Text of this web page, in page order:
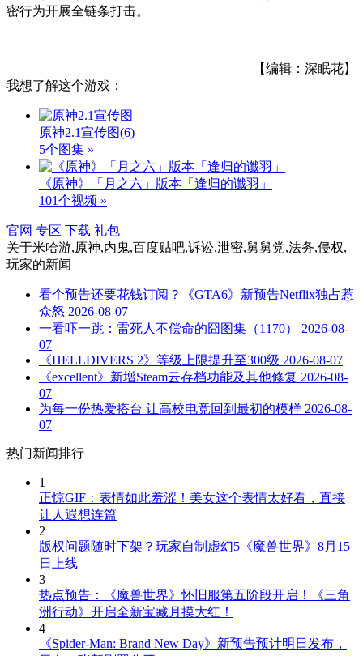
密行为开展全链条打击。
【编辑：深眠花】
我想了解这个游戏：
原神2.1宣传图(6)
5个图集 »
《原神》「月之六」版本「逢归的谶羽」
101个视频 »
官网 专区 下载 礼包
关于米哈游,原神,内鬼,百度贴吧,诉讼,泄密,舅舅党,法务,侵权,
玩家的新闻
看个预告还要花钱订阅？《GTA6》新预告Netflix独占惹
众怒 2026-08-07
一看吓一跳：雷死人不偿命的囧图集（1170）
2026-08-
07
《HELLDIVERS 2》等级上限提升至300级 2026-08-07
《excellent》新增Steam云存档功能及其他修复 2026-08-
07
为每一份热爱搭台 让高校电竞回到最初的模样 2026-08-
07
热门新闻排行
1
正惊GIF：表情如此羞涩！美女这个表情太好看，直接
让人遐想连篇
2
版权问题随时下架？玩家自制虚幻5《魔兽世界》8月15
日上线
3
热点预告：《魔兽世界》怀旧服第五阶段开启！《三角
洲行动》开启全新宝藏月摸大红！
4
《Spider-Man: Brand New Day》新预告预计明日发布，